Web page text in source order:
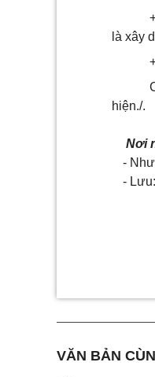
là xây
hiện./.
Nơi
-
-
VĂN BẢN